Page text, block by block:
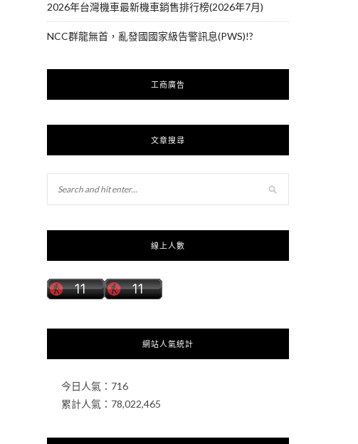
2026年台灣機車最新機車銷售排行榜(2026年7月)
NCC群龍無首，亂發國國家級告警訊息(PWS)!?
工商廣告
文章搜尋
線上人數
網站人氣統計
今日人氣： 716
累計人氣： 78,022,465